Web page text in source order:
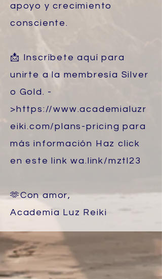
apoyo y crecimiento
consciente.
📩 Inscríbete aquí para
unirte a la membresía Silver
o Gold. -
>https://www.academialuzr
eiki.com/plans-pricing para
más información Haz click
en este link wa.link/mztl23
🫶Con amor,
Academia Luz Reiki